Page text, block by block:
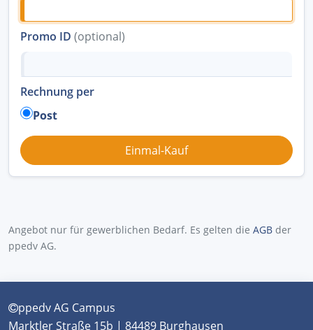
Promo ID (optional)
Rechnung per
Post
Angebot nur für gewerblichen Bedarf. Es gelten die AGB der
ppedv AG.
ppedv AG Campus
Marktler Straße 15b | 84489 Burghausen